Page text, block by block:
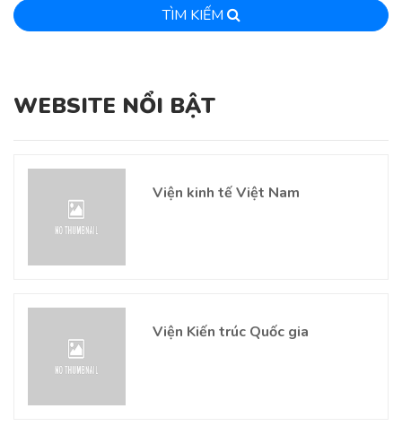
TÌM KIẾM
WEBSITE NỔI BẬT
Viện kinh tế Việt Nam
Viện Kiến trúc Quốc gia